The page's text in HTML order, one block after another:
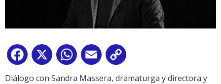
Facebook
X WhatsApp
Email
Link
Diálogo con Sandra Massera, dramaturga y directora y